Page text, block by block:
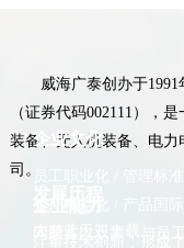
威海广泰创办于
（证券代码002111），
装备、无人机装备、电
司。
企业文化